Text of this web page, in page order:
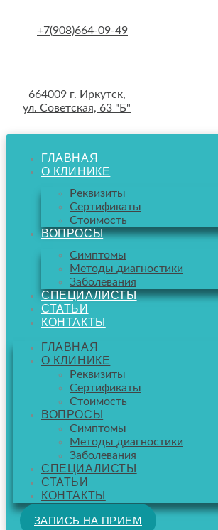
content
+7(908)664-09-49
664009 г. Иркутск,
ул. Советская, 63 "Б"
ГЛАВНАЯ
О КЛИНИКЕ
Реквизиты
Сертификаты
Стоимость
ВОПРОСЫ
Симптомы
Методы диагностики
Заболевания
СПЕЦИАЛИСТЫ
СТАТЬИ
КОНТАКТЫ
ГЛАВНАЯ
О КЛИНИКЕ
Реквизиты
Сертификаты
Стоимость
ВОПРОСЫ
Симптомы
Методы диагностики
Заболевания
СПЕЦИАЛИСТЫ
СТАТЬИ
КОНТАКТЫ
ЗАПИСЬ НА ПРИЕМ